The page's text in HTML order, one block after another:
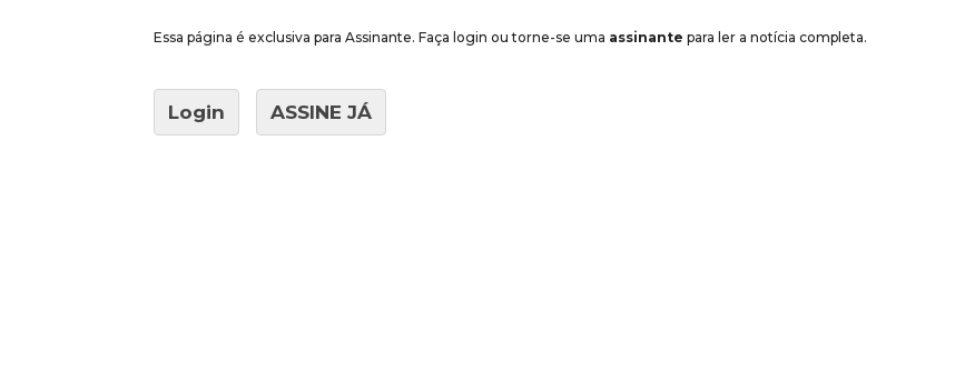
Essa página é exclusiva para Assinante. Faça login ou torne-se uma assinante para ler a notícia completa.
Login ASSINE JÁ